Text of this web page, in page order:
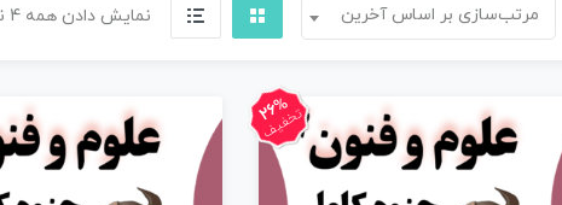
مرتب‌سازی بر اساس آخرین نمایش دادن همه 4 نتیجه
26%
تخفیف